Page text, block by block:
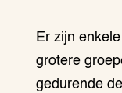
Er zijn
grotere
gedurende